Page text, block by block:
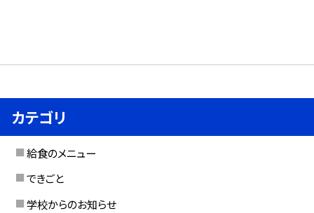
カテゴリ
給食のメニュー
できごと
学校からのお知らせ